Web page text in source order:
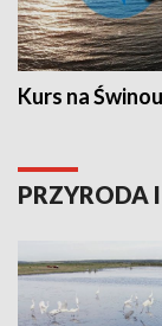
Kurs na
PRZYRODA